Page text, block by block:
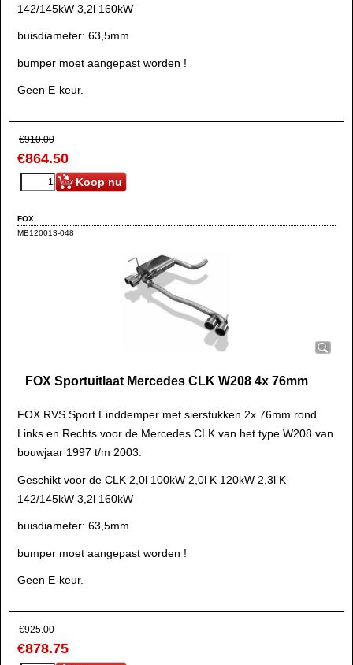
142/145kW 3,2l 160kW
buisdiameter: 63,5mm
bumper moet aangepast worden !
Geen E-keur.
€910.00
€864.50
Koop nu
FOX
MB120013-048
FOX Sportuitlaat Mercedes CLK W208 4x 76mm
FOX RVS Sport Einddemper met sierstukken 2x 76mm rond
Links en Rechts voor de Mercedes CLK van het type W208 van
bouwjaar 1997 t/m 2003.
Geschikt voor de CLK 2,0l 100kW 2,0l K 120kW 2,3l K
142/145kW 3,2l 160kW
buisdiameter: 63,5mm
bumper moet aangepast worden !
Geen E-keur.
€925.00
€878.75